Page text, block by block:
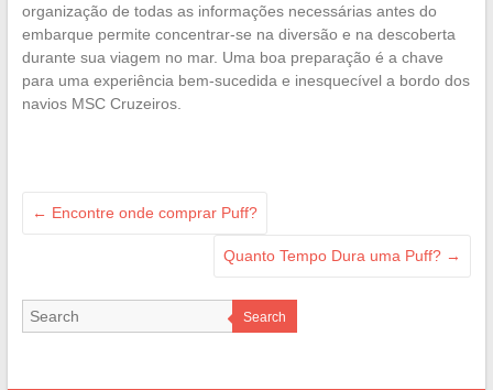
organização de todas as informações necessárias antes do
embarque permite concentrar-se na diversão e na descoberta
durante sua viagem no mar. Uma boa preparação é a chave
para uma experiência bem-sucedida e inesquecível a bordo dos
navios MSC Cruzeiros.
← Encontre onde comprar Puff?
Quanto Tempo Dura uma Puff? →
Search